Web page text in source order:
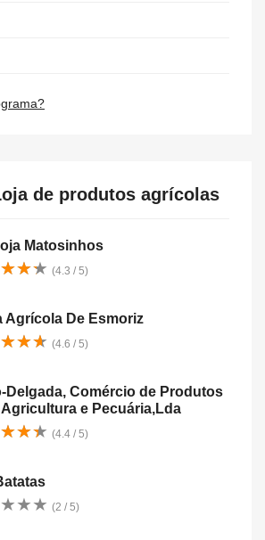
de produtos agrícolas
Matosinhos
★★★
★★★ (4.3 / 5)
Agrícola De Esmoriz
★★★
★★★ (4.6 / 5)
Delgada, Comércio de Produtos
Agricultura e Pecuária,Lda
★★★
★★★ (4.4 / 5)
★★★
★★★ (2 / 5)